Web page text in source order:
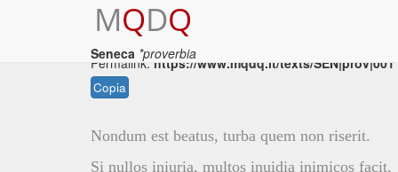
MQDQ
Seneca *proverbia
Permalink:https://www.mqdq.it/texts/SEN|prov|001
Copia
Nondum est beatus, turba quem non riserit.
Si nullos iniuria, multos inuidia inimicos facit.